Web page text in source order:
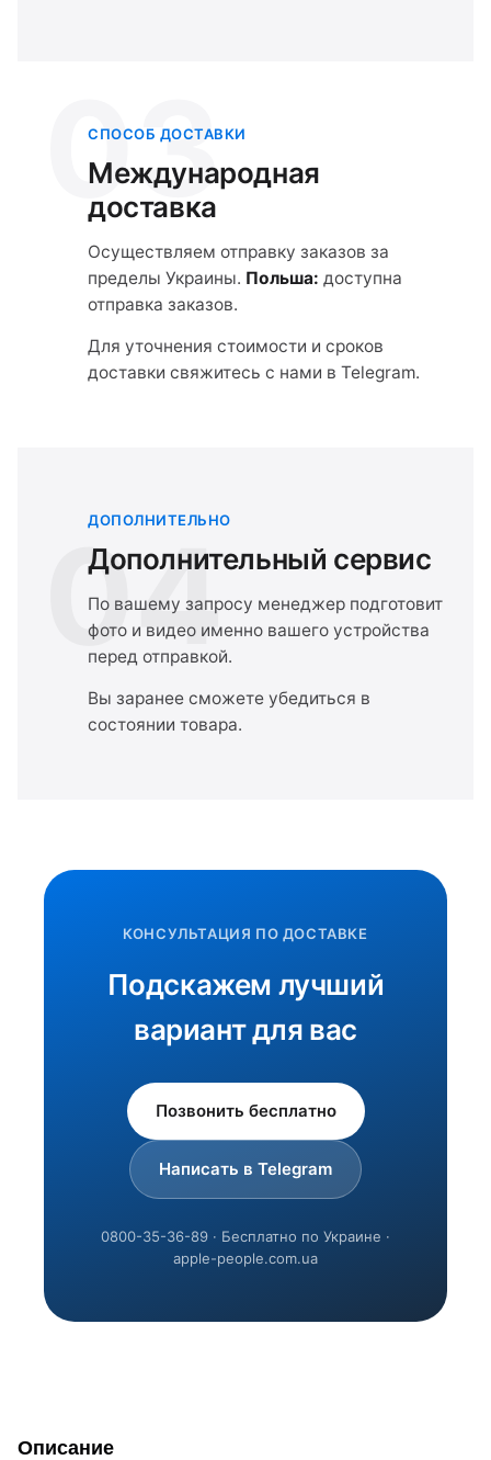
03
СПОСОБ ДОСТАВКИ
Международная
доставка
Осуществляем отправку заказов за
пределы Украины. Польша: доступна
отправка заказов.
Для уточнения стоимости и сроков
доставки свяжитесь с нами в Telegram.
04
ДОПОЛНИТЕЛЬНО
Дополнительный сервис
По вашему запросу менеджер подготовит
фото и видео именно вашего устройства
перед отправкой.
Вы заранее сможете убедиться в
состоянии товара.
КОНСУЛЬТАЦИЯ ПО ДОСТАВКЕ
Подскажем лучший
вариант для вас
Позвонить бесплатно
Написать в Telegram
0800-35-36-89 · Бесплатно по Украине ·
apple-people.com.ua
Описание